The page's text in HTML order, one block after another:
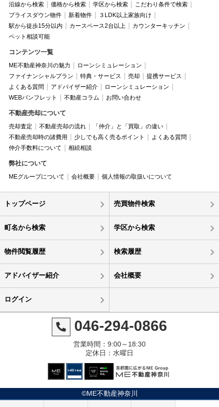
沿線から検索 価格から検索 学区から検索
こだわり条件で検索
プライスダウン物件
新着物件
３LDK以上家族向け
駅から徒歩15分以内
カースペース2台以上
カウンターキッチン
ペット相談可能
コンテンツ一覧
ME不動産神奈川の魅力
ローンシミュレーション
ファイナンシャルプラン
特典・サービス 売却
提携サービス
よくある質問
アドバイザー紹介
ローンシミュレーション
WEBパンフレット
不動産コラム お問い合わせ
不動産売却について
売却査定 不動産売却の流れ
「仲介」と「買取」の違い
不動産売却時の諸費用
少しでも高く売るポイント
よくある質問
仲介手数料について
相続相談
弊社について
MEグループについて 会社概要 個人情報の取扱いについて
トップページ 売買物件検索
町名から検索 学区から検索
物件閲覧履歴 検索履歴
アドバイザー紹介 会社概要
ログイン
046-294-0866
営業時間：9:00～18:30
定休日：水曜日
©ME不動産神奈川